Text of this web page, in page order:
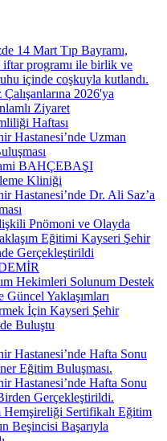
14 Mart Tıp Bayramı,
iftar programı ile birlik ve
içinde coşkuyla kutlandı.
2026'ya
Ziyaret
Haftası
Hastanesi’nde Uzman
BAHÇEBAŞI
Kliniği
Hastanesi’nde Dr. Ali Saz’a
Pnömoni ve Olayda
Eğitimi Kayseri Şehir
Gerçekleştirildi
Hekimleri Solunum Destek
Güncel Yaklaşımları
İçin Kayseri Şehir
Buluştu
Hastanesi’nde Hafta Sonu
Eğitim Buluşması.
Hastanesi’nde Hafta Sonu
Gerçekleştirildi.
Hemşireliği Sertifikalı Eğitim
Beşincisi Başarıyla